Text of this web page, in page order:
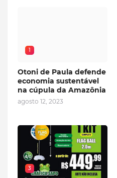
1
Otoni de Paula defende
economia sustentável
na cúpula da Amazônia
agosto 12, 2023
3